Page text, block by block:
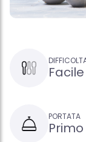
Facile
PORTATA
Primo